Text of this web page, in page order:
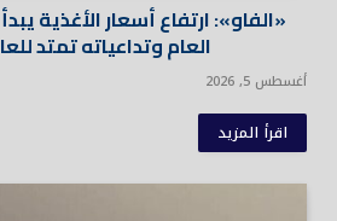
«الفاو»: ارتفاع أسعار الأغذية
العام وتداعياته تمتد
أغسطس 5, 2026
اقرأ المزيد